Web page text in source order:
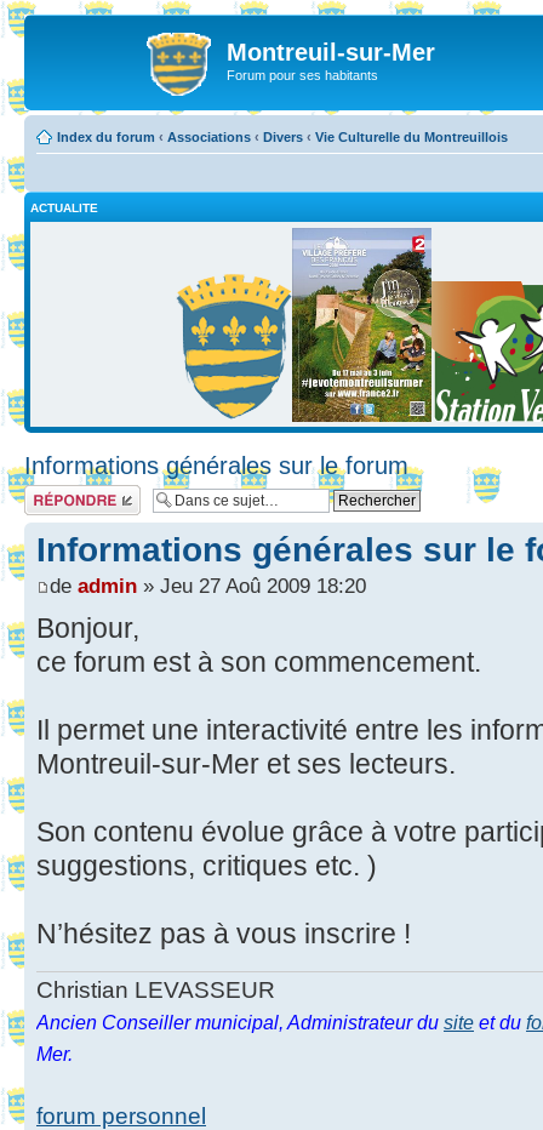
Montreuil-sur-Mer
Forum pour ses habitants
Index du forum ‹ Associations ‹ Divers ‹ Vie Culturelle du Montreuillois
ACTUALITE
Informations générales sur le forum
Répondre
Informations générales sur le
de admin » Jeu 27 Aoû 2009 18:20
Bonjour,
ce forum est à son commencement.
Il permet une interactivité entre les
Montreuil-sur-Mer et ses lecteurs.
Son contenu évolue grâce à votre
suggestions, critiques etc. )
N’hésitez pas à vous inscrire !
Christian LEVASSEUR
Ancien Conseiller municipal, Administrateur du site et du
Mer.
forum personnel